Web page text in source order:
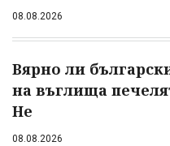
08.08.2026
Вярно ли
на въглища
Не
08.08.2026